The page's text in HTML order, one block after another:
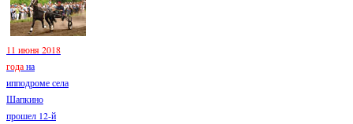
11 июня 2018
годана
ипподроме села
Шапкино
прошел 12-й